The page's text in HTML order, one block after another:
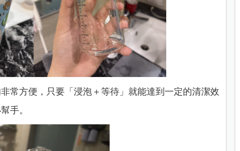
常方便，只要「浸泡＋等待」就能達到一定的清潔效
手。